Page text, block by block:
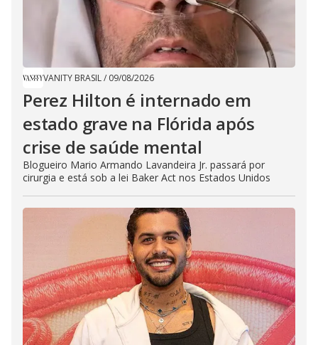
VANITY BRASIL/ 09/08/2026
Perez Hilton é internado em
estado grave na Flórida após
crise de saúde mental
Blogueiro Mario Armando Lavandeira Jr. passará por
cirurgia e está sob a lei Baker Act nos Estados Unidos